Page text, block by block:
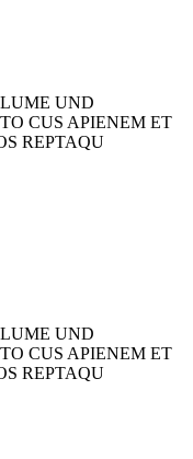
UND
CUS APIENEM ET
REPTAQU
UND
CUS APIENEM ET
REPTAQU